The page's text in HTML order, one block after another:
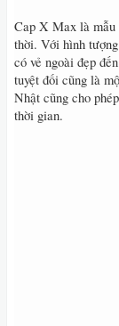
Cap X Max là mẫu
thời. Với hình
có vẻ ngoài đẹp
tuyệt đối cũng là
Nhật cũng cho
thời gian.